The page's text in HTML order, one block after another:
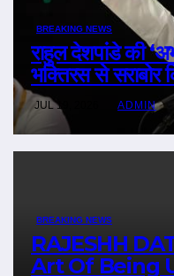
BREAKING NEWS
राहुल देशपांडे की
भक्तिरस से सराबोर
JUL 19, 2026 ADMIN
BREAKING NEWS
RAJESHH
Art Of Being